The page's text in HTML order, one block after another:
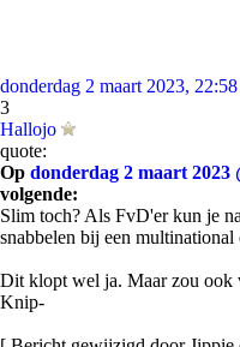
donderdag 2 maart 2023,
3
Hallojo
quote:
Op donderdag 2 maart 2023
volgende:
Slim toch? Als FvD'er kun je
snabbelen bij een multinational
Dit klopt wel ja. Maar zou ook
Knip-